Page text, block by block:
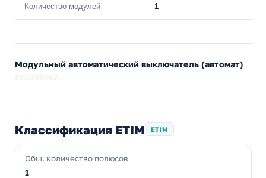
Количество модулей 1
Модульный автоматический выключатель (автомат)
Классификация ETIM ETIM
Общ. количество полюсов
1